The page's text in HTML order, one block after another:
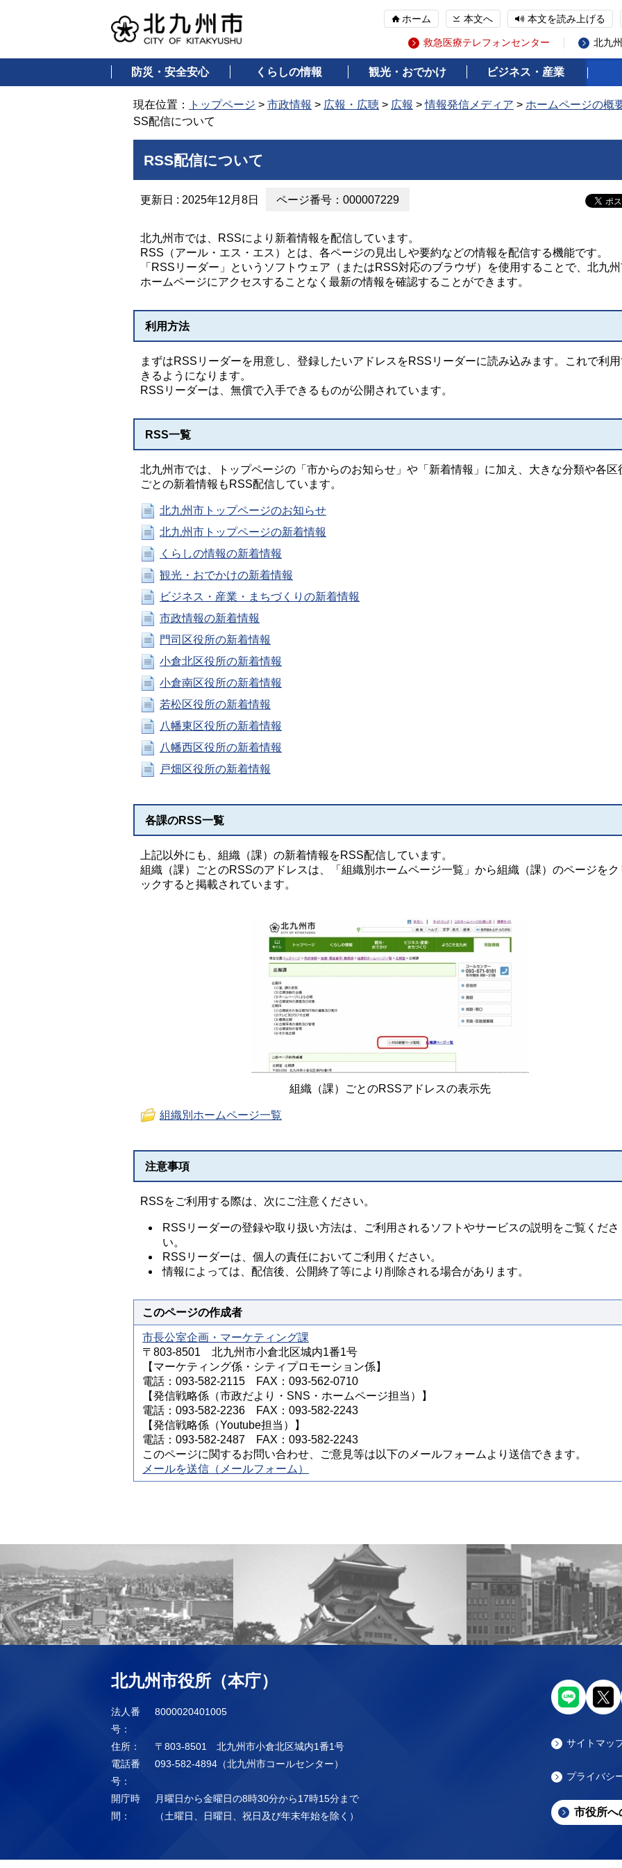
ホーム 本文へ 本文を読み上げる
救急医療テレフォンセンター 北九
防災・安全安心 くらしの情報 観光・おでかけ ビジネス・産業
現在位置： トップページ > 市政情報 > 広報・広聴 > 広報 >情報発信メディア > ホームページの概
SS配信について
RSS配信について
更新日 : 2025年12月8日 ページ番号：000007229
北九州市では、RSSにより新着情報を配信しています。
RSS（アール・エス・エス）とは、各ページの見出しや要約などの情報を配信する機能です。
「RSSリーダー」というソフトウェア（またはRSS対応のブラウザ）を使用することで、北九
ホームページにアクセスすることなく最新の情報を確認することができます。
利用方法
まずはRSSリーダーを用意し、登録したいアドレスをRSSリーダーに読み込みます。これで利
きるようになります。
RSSリーダーは、無償で入手できるものが公開されています。
RSS一覧
北九州市では、トップページの「市からのお知らせ」や「新着情報」に加え、大きな分類や各区
ごとの新着情報もRSS配信しています。
北九州市トップページのお知らせ
北九州市トップページの新着情報
くらしの情報の新着情報
観光・おでかけの新着情報
ビジネス・産業・まちづくりの新着情報
市政情報の新着情報
門司区役所の新着情報
小倉北区役所の新着情報
小倉南区役所の新着情報
若松区役所の新着情報
八幡東区役所の新着情報
八幡西区役所の新着情報
戸畑区役所の新着情報
各課のRSS一覧
上記以外にも、組織（課）の新着情報をRSS配信しています。
組織（課）ごとのRSSのアドレスは、「組織別ホームページ一覧」から組織（課）のページをク
ックすると掲載されています。
組織（課）ごとのRSSアドレスの表示先
組織別ホームページ一覧
注意事項
RSSをご利用する際は、次にご注意ください。
RSSリーダーの登録や取り扱い方法は、ご利用されるソフトやサービスの説明をご覧くださ
い。
RSSリーダーは、個人の責任においてご利用ください。
情報によっては、配信後、公開終了等により削除される場合があります。
このページの作成者
市長公室企画・マーケティング課
〒803-8501 北九州市小倉北区城内1番1号
【マーケティング係・シティプロモーション係】
電話：093-582-2115 FAX：093-562-0710
【発信戦略係（市政だより・SNS・ホームページ担当）】
電話：093-582-2236 FAX：093-582-2243
【発信戦略係（Youtube担当）】
電話：093-582-2487 FAX：093-582-2243
このページに関するお問い合わせ、ご意見等は以下のメールフォームより送信できます。
メールを送信（メールフォーム）
北九州市役所（本庁）
法人番
号：
8000020401005
住所：
〒803-8501 北九州市小倉北区城内1番1号
電話番
号：
093-582-4894（北九州市コールセンター）
開庁時
間：
月曜日から金曜日の8時30分から17時15分まで
（土曜日、日曜日、祝日及び年末年始を除く）
サイトマッ
プライバシ
市役所へ